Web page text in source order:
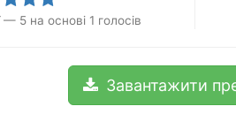
— 5 на основі 1 голосів
Завантажити